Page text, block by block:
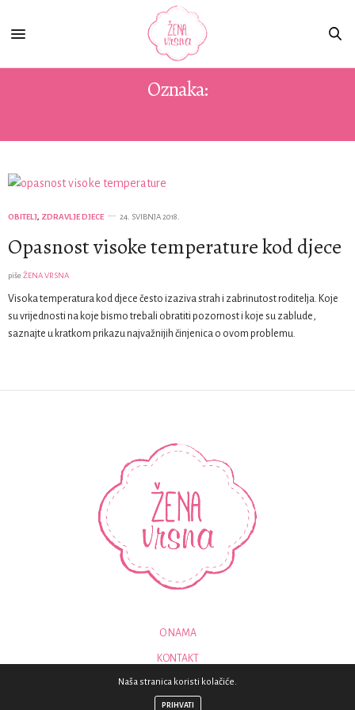
Oznaka:
OBITELJ, ZDRAVLJE DJECE 24. SVIBNJA 2018.
Opasnost visoke temperature kod djece
piše ŽENA VRSNA
Visoka temperatura kod djece često izaziva strah i zabrinutost roditelja. Koje
su vrijednosti na koje bismo trebali obratiti pozornost i koje su zablude,
saznajte u kratkom prikazu najvažnijih činjenica o ovom problemu.
O NAMA
KONTAKT
© 2018 - SVA PRAVA PRIDRŽANA - ZENAVRSNA.COM
Naša stranica koristi kolačiće.
PRIHVATI